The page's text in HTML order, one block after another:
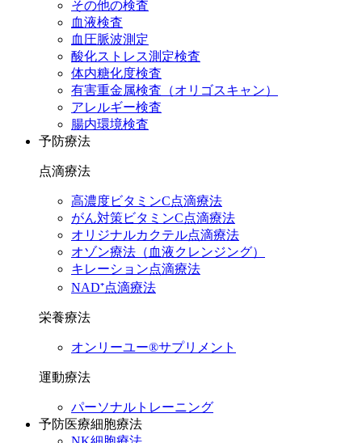
その他の検査
血液検査
血圧脈波測定
酸化ストレス測定検査
体内糖化度検査
有害重金属検査（オリゴスキャン）
アレルギー検査
腸内環境検査
予防療法
点滴療法
高濃度ビタミンC点滴療法
がん対策ビタミンC点滴療法
オリジナルカクテル点滴療法
オゾン療法（血液クレンジング）
キレーション点滴療法
NAD⁺点滴療法
栄養療法
オンリーユー®サプリメント
運動療法
パーソナルトレーニング
予防医療細胞療法